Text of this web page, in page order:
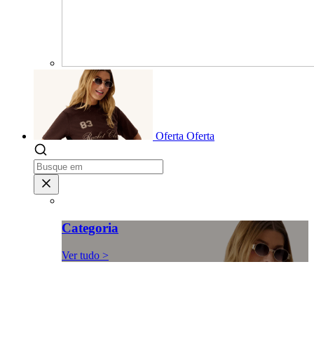
Oferta Oferta
Categoria
Ver tudo >